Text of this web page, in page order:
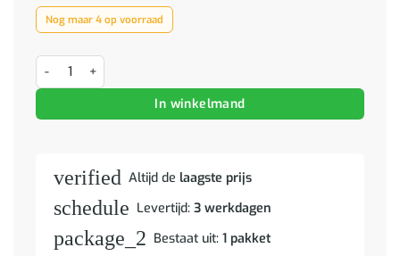
Nog maar 4 op voorraad
Bank Naturel 115 x 30 x 34 cm Massief Teakhout aantal
In winkelmand
verified Altijd de laagste prijs
schedule Levertijd: 3 werkdagen
package_2 Bestaat uit: 1 pakket